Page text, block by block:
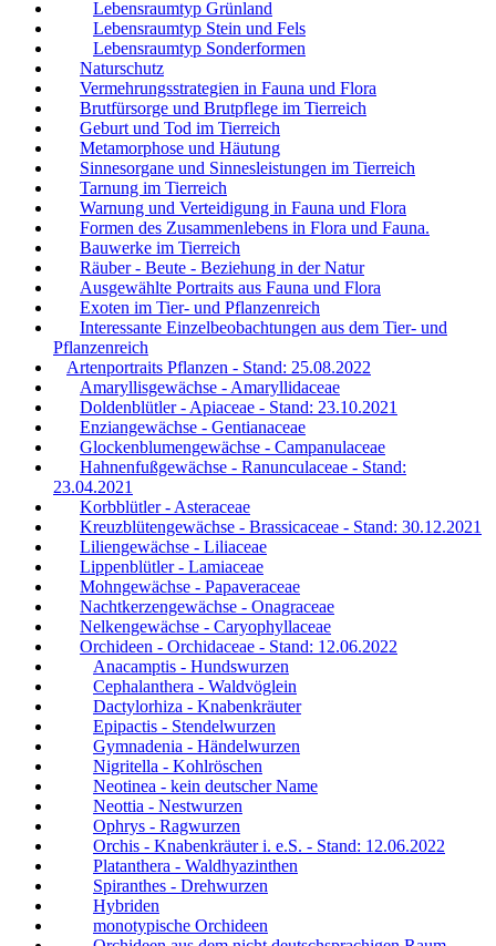
Lebensraumtyp Grünland
Lebensraumtyp Stein und Fels
Lebensraumtyp Sonderformen
Naturschutz
Vermehrungsstrategien in Fauna und Flora
Brutfürsorge und Brutpflege im Tierreich
Geburt und Tod im Tierreich
Metamorphose und Häutung
Sinnesorgane und Sinnesleistungen im Tierreich
Tarnung im Tierreich
Warnung und Verteidigung in Fauna und Flora
Formen des Zusammenlebens in Flora und Fauna.
Bauwerke im Tierreich
Räuber - Beute - Beziehung in der Natur
Ausgewählte Portraits aus Fauna und Flora
Exoten im Tier- und Pflanzenreich
Interessante Einzelbeobachtungen aus dem Tier- und
Pflanzenreich
Artenportraits Pflanzen - Stand: 25.08.2022
Amaryllisgewächse - Amaryllidaceae
Doldenblütler - Apiaceae - Stand: 23.10.2021
Enziangewächse - Gentianaceae
Glockenblumengewächse - Campanulaceae
Hahnenfußgewächse - Ranunculaceae - Stand:
23.04.2021
Korbblütler - Asteraceae
Kreuzblütengewächse - Brassicaceae - Stand: 30.12.2021
Liliengewächse - Liliaceae
Lippenblütler - Lamiaceae
Mohngewächse - Papaveraceae
Nachtkerzengewächse - Onagraceae
Nelkengewächse - Caryophyllaceae
Orchideen - Orchidaceae - Stand: 12.06.2022
Anacamptis - Hundswurzen
Cephalanthera - Waldvöglein
Dactylorhiza - Knabenkräuter
Epipactis - Stendelwurzen
Gymnadenia - Händelwurzen
Nigritella - Kohlröschen
Neotinea - kein deutscher Name
Neottia - Nestwurzen
Ophrys - Ragwurzen
Orchis - Knabenkräuter i. e.S. - Stand: 12.06.2022
Platanthera - Waldhyazinthen
Spiranthes - Drehwurzen
Hybriden
monotypische Orchideen